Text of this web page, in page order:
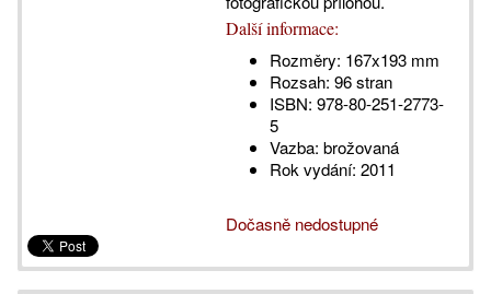
Další informace:
Rozměry: 167x193 mm
Rozsah: 96 stran
ISBN: 978-80-251-2773-
5
Vazba: brožovaná
Rok vydání: 2011
Dočasně nedostupné